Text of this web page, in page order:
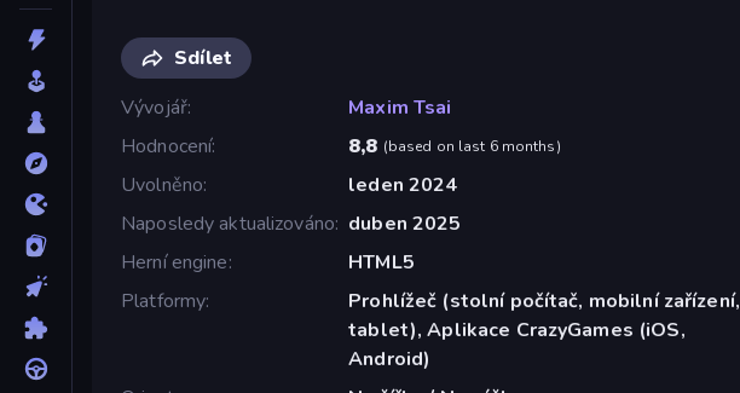
Sdílet
Vývojář
Maxim Tsai
Hodnocení
8,8 (based on last 6 months)
Uvolněno
leden 2024
Naposledy aktualizováno duben 2025
Herní engine
HTML5
Platformy
Prohlížeč (stolní počítač, mobilní zařízení,
tablet), Aplikace CrazyGames (iOS,
Android)